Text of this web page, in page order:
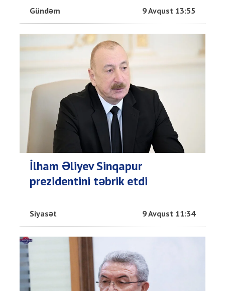
Gündəm 9 Avqust 13:55
İlham Əliyev Sinqapur
prezidentini təbrik etdi
Siyasət 9 Avqust 11:34